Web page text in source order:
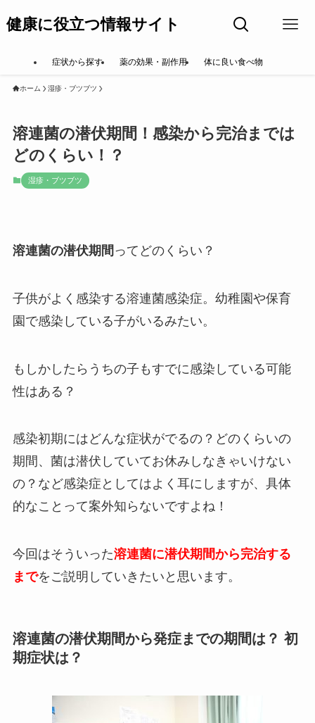
健康に役立つ情報サイト
症状から探す 薬の効果・副作用 体に良い食べ物
ホーム 湿疹・ブツブツ
溶連菌の潜伏期間！感染から完治までは
どのくらい！？
湿疹・ブツブツ
溶連菌の潜伏期間 ってどのくらい？
子供がよく感染する溶連菌感染症。幼稚園や保育
園で感染している子がいるみたい。
もしかしたらうちの子もすでに感染している可能
性はある？
感染初期にはどんな症状がでるの？どのくらいの
期間、菌は潜伏していてお休みしなきゃいけない
の？など感染症としてはよく耳にしますが、具体
的なことって案外知らないですよね！
今回はそういった溶連菌に潜伏期間から完治する
までをご説明していきたいと思います。
溶連菌の潜伏期間から発症までの期間は？ 初
期症状は？